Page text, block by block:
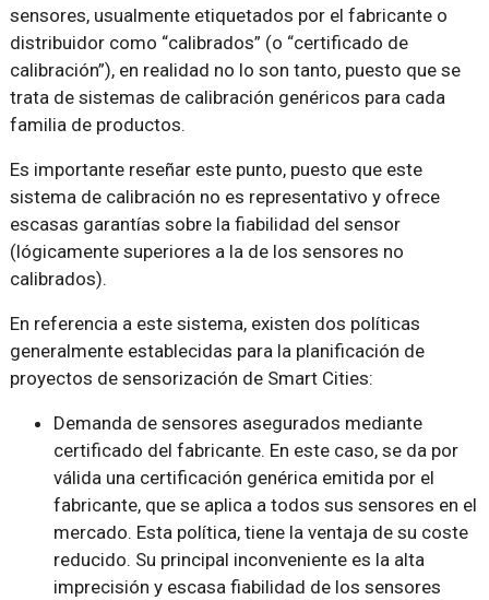
sensores, usualmente etiquetados por el fabricante o
distribuidor como “calibrados” (o “certificado de
calibración”), en realidad no lo son tanto, puesto que se
trata de sistemas de calibración genéricos para cada
familia de productos.
Es importante reseñar este punto, puesto que este
sistema de calibración no es representativo y ofrece
escasas garantías sobre la fiabilidad del sensor
(lógicamente superiores a la de los sensores no
calibrados).
En referencia a este sistema, existen dos políticas
generalmente establecidas para la planificación de
proyectos de sensorización de Smart Cities:
Demanda de sensores asegurados mediante
certificado del fabricante. En este caso, se da por
válida una certificación genérica emitida por el
fabricante, que se aplica a todos sus sensores en el
mercado. Esta política, tiene la ventaja de su coste
reducido. Su principal inconveniente es la alta
imprecisión y escasa fiabilidad de los sensores